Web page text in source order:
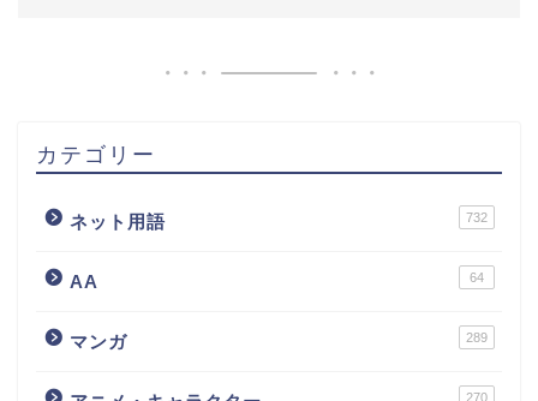
カテゴリー
ネット用語 732
AA 64
マンガ 289
270